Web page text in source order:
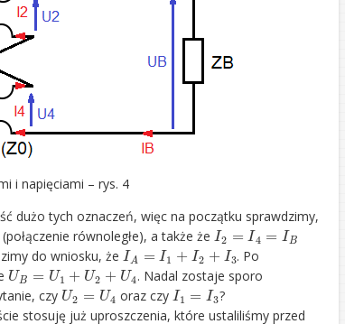
i napięciami – rys. 4
dużo tych oznaczeń, więc na początku sprawdzimy,
(połączenie równoległe), a także że
I2=I 4=IB
do wniosku, że
IA= 1 +I2+I3
. Po
UB =U1+U2+U4
. Nadal zostaje sporo
czy
U2 =U4
oraz czy
I1=I3
?
stosuję już uproszczenia, które ustaliliśmy przed